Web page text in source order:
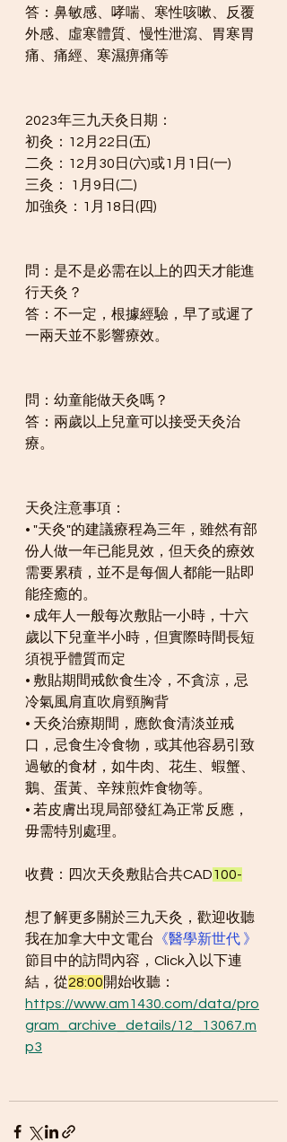
答：鼻敏感、哮喘、寒性咳嗽、反覆
外感、虛寒體質、慢性泄瀉、胃寒胃
痛、痛經、寒濕痹痛等
2023年三九天灸日期：
初灸：12月22日(五)
二灸：12月30日(六)或1月1日(一)
三灸： 1月9日(二)
加強灸：1月18日(四)
問：是不是必需在以上的四天才能進
行天灸？
答：不一定，根據經驗，早了或遲了
一兩天並不影響療效。
問：幼童能做天灸嗎？
答：兩歲以上兒童可以接受天灸治
療。
天灸注意事項：
• "天灸"的建議療程為三年，雖然有部
份人做一年已能見效，但天灸的療效
需要累積，並不是每個人都能一貼即
能痊癒的。
• 成年人一般每次敷貼一小時，十六
歲以下兒童半小時，但實際時間長短
須視乎體質而定
• 敷貼期間戒飲食生冷，不貪涼，忌
冷氣風肩直吹肩頸胸背
• 天灸治療期間，應飲食清淡並戒
口，忌食生冷食物，或其他容易引致
過敏的食材，如牛肉、花生、蝦蟹、
鵝、蛋黃、辛辣煎炸食物等。
• 若皮膚出現局部發紅為正常反應，
毋需特別處理。
收費：四次天灸敷貼合共CAD100-
想了解更多關於三九天灸，歡迎收聽
我在加拿大中文電台
《醫學新世代 》
節目中的訪問內容，Click入以下連
結，從28:00開始收聽：
https://www.am1430.com/data/pro
gram_archive_details/12_13067.m
p3